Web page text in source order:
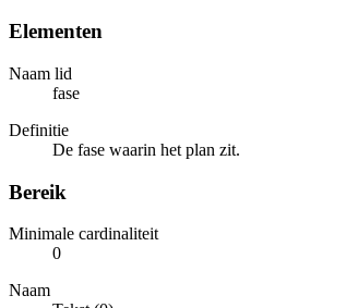
Elementen
Naam lid
fase
Definitie
De fase waarin het plan zit.
Bereik
Minimale cardinaliteit
0
Naam